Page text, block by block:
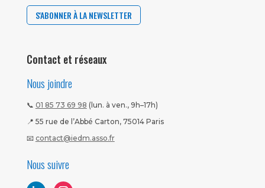
S'ABONNER À LA NEWSLETTER
Contact et réseaux
Nous joindre
📞 01 85 73 69 98 (lun. à ven., 9h–17h)
📍 55 rue de l’Abbé Carton, 75014 Paris
📧 contact@iedm.asso.fr
Nous suivre